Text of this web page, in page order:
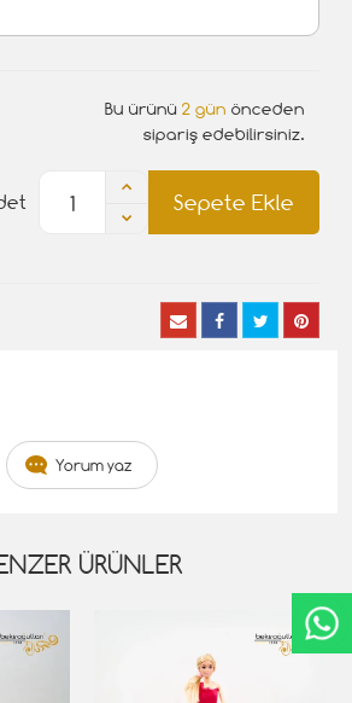
Bu ürünü 2 gün önceden
sipariş edebilirsiniz.
Sepete Ekle
Yorum yaz
ÜRÜNLER